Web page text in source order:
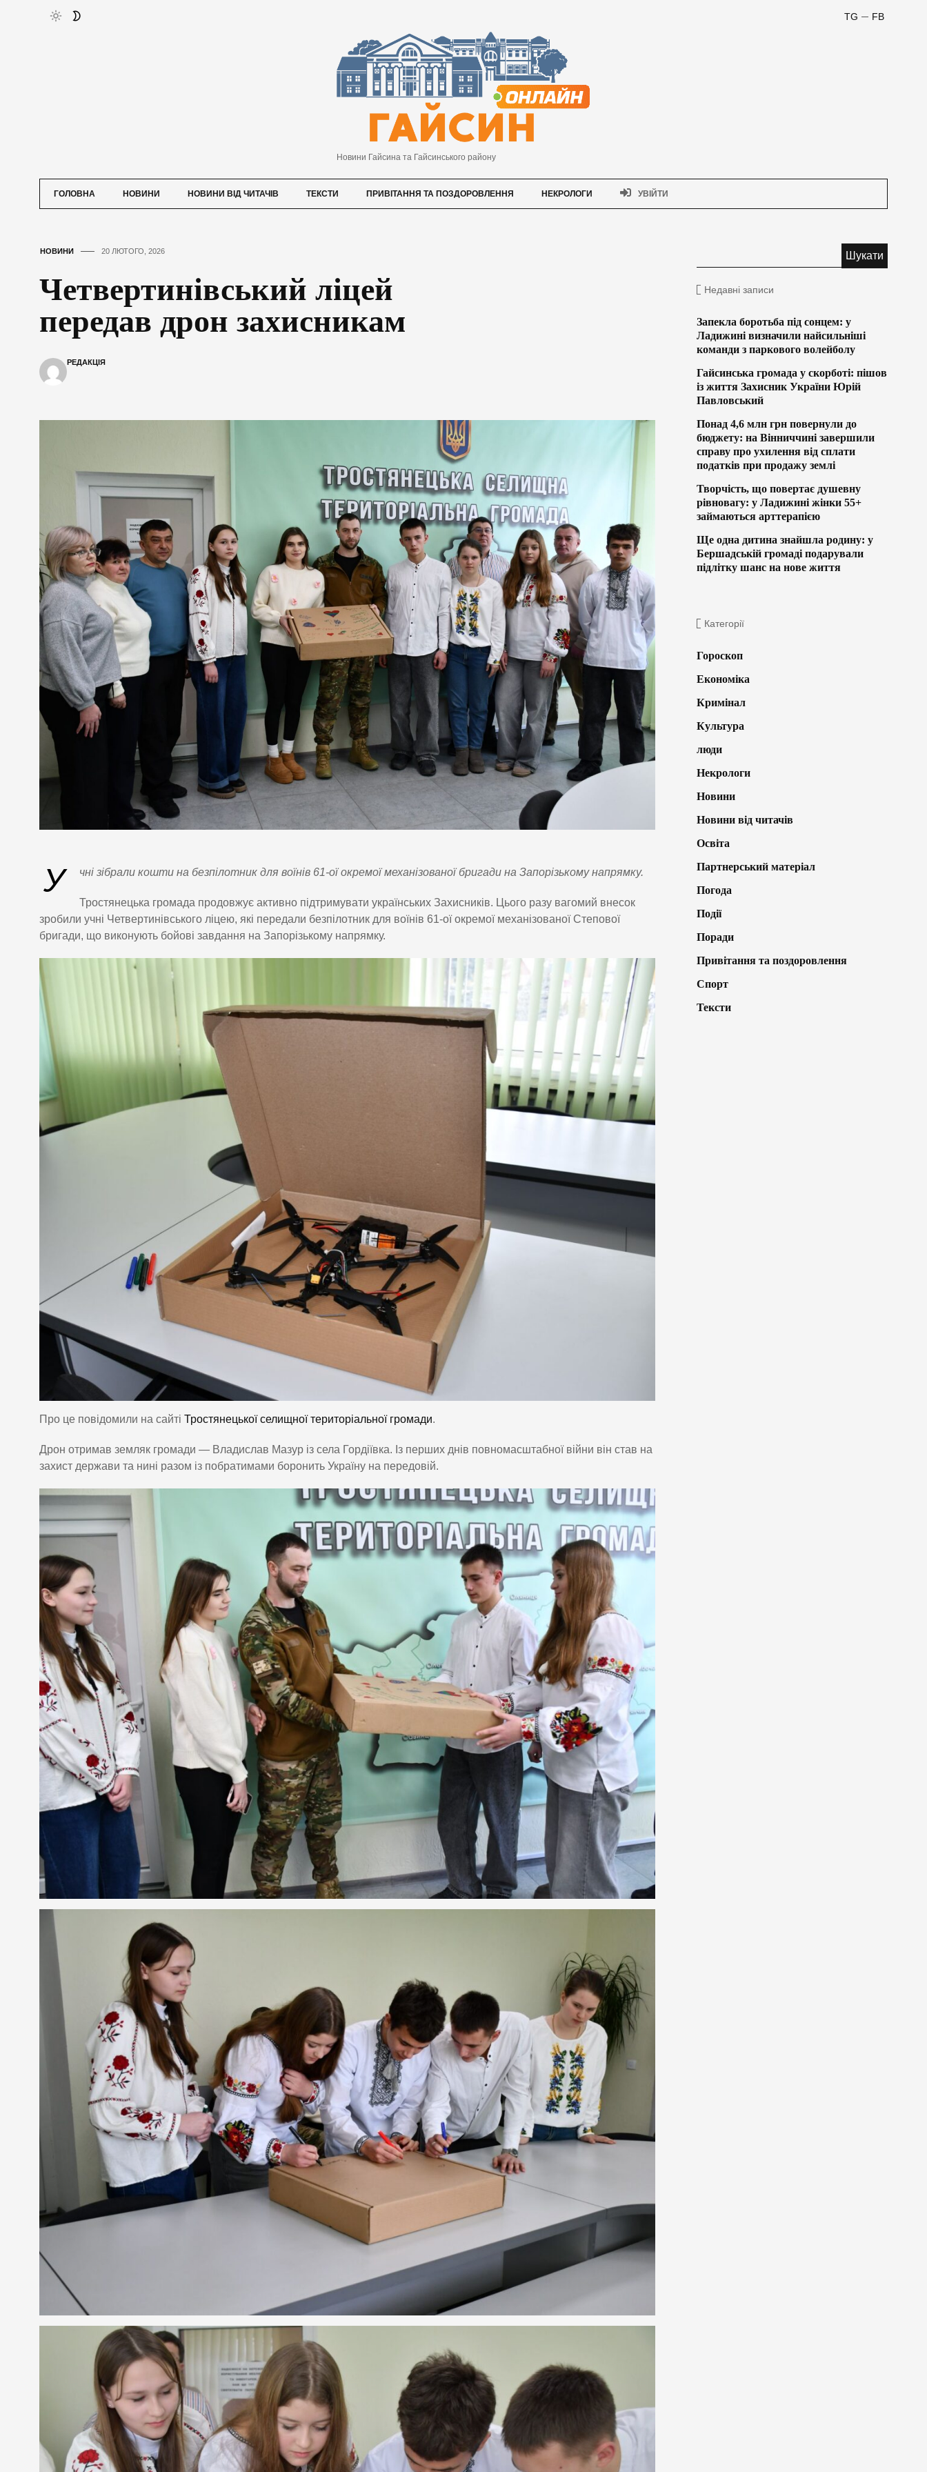
FB
TG
Новини Гайсина та Гайсинського району
ГОЛОВНА НОВИНИ НОВИНИ ВІД ЧИТАЧІВ ТЕКСТИ ПРИВІТАННЯ ТА ПОЗДОРОВЛЕННЯ НЕКРОЛОГИ УВІЙТИ
НОВИНИ 20 ЛЮТОГО, 2026
Четвертинівський ліцей
передав дрон захисникам
РЕДАКЦІЯ
У чні зібрали кошти на безпілотник для воїнів 61-ої окремої механізованої бригади на Запорізькому напрямку.
Тростянецька громада продовжує активно підтримувати українських Захисників. Цього разу вагомий внесок
зробили учні Четвертинівського ліцею, які передали безпілотник для воїнів 61-ої окремої механізованої Степової
бригади, що виконують бойові завдання на Запорізькому напрямку.
Про це повідомили на сайті Тростянецької селищної територіальної громади.
Дрон отримав земляк громади — Владислав Мазур із села Гордіївка. Із перших днів повномасштабної війни він став на
захист держави та нині разом із побратимами боронить Україну на передовій.
Недавні записи
Запекла боротьба під сонцем: у
Ладижині визначили найсильніші
команди з паркового волейболу
Гайсинська громада у скорботі: пішов
із життя Захисник України Юрій
Павловський
Понад 4,6 млн грн повернули до
бюджету: на Вінниччині завершили
справу про ухилення від сплати
податків при продажу землі
Творчість, що повертає душевну
рівновагу: у Ладижині жінки 55+
займаються арттерапією
Ще одна дитина знайшла родину: у
Бершадській громаді подарували
підлітку шанс на нове життя
Категорії
Гороскоп
Економіка
Кримінал
Культура
люди
Некрологи
Новини
Новини від читачів
Освіта
Партнерський матеріал
Погода
Події
Поради
Привітання та поздоровлення
Спорт
Тексти